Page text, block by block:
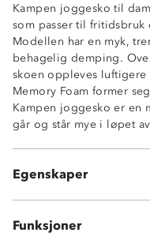
Kampen joggesko til
som passer til fritidsbruk
Modellen har en myk,
behagelig demping.
skoen oppleves luftigere
Memory Foam former
Kampen joggesko er en
går og står mye i løpet
Egenskaper
Dempende trendy
Uttakbar Memory-
Funksjoner